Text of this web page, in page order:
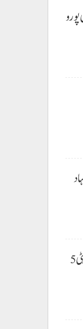
5 اگست سویلی ایشیا نا تاریخ نا بھاز است ہسون ءُ دے اسے،ڈپٹی